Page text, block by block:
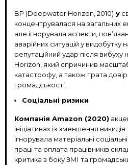
BP (Deepwater Horizon, 2010) у
концентрувалася на загальних
але ігнорувала аспекти,
аварійних ситуацій у
репутаційний удар після
Horizon, який спричинив
катастрофу, а також трата
громадськості.
Соціальні ризики
Компанія Amazon (2020)
ініціативах із зменшення
ігнорувала матеріальні
праці та оплата працівників
критика з боку ЗМІ та